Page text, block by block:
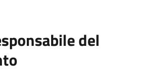
del